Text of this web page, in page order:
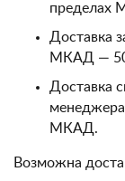
пределах
Доставка
МКАД —
Доставка
МКАД.
Возможна